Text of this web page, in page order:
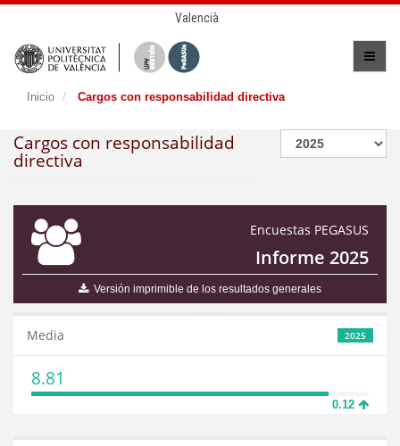
Valencià
Inicio Cargos con responsabilidad directiva
Cargos con responsabilidad
directiva
Encuestas PEGASUS
Informe 2025
Versión imprimible de los resultados generales
2025
Media
8.81
0.12